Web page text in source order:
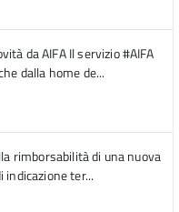
da AIFA Il servizio #AIFA
dalla home de...
rimborsabilità di una nuova
ter...